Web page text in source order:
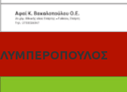
ΛΥΜΠΕΡΟΠΟΥΛΟΣ